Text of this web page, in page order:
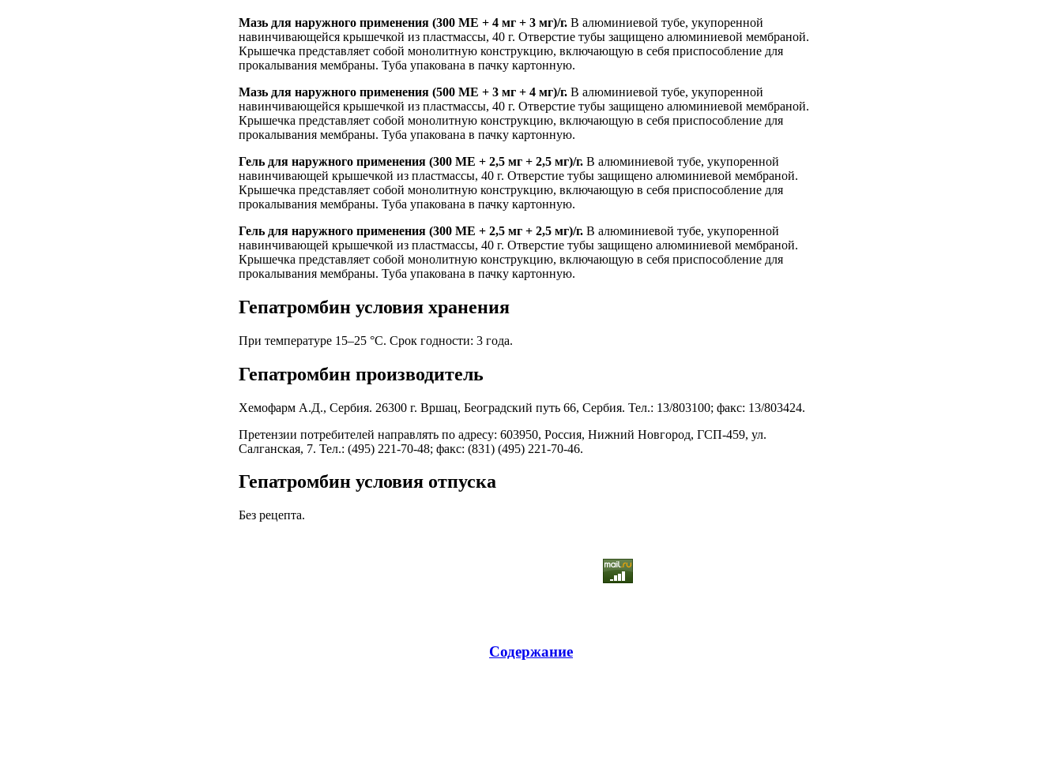
Мазь для наружного применения (300 МЕ + 4 мг + 3 мг)/г. В алюминиевой тубе, укупоренной
навинчивающейся крышечкой из пластмассы, 40 г. Отверстие тубы защищено алюминиевой мембраной.
Крышечка представляет собой монолитную конструкцию, включающую в себя приспособление для
прокалывания мембраны. Туба упакована в пачку картонную.
Мазь для наружного применения (500 МЕ + 3 мг + 4 мг)/г. В алюминиевой тубе, укупоренной
навинчивающейся крышечкой из пластмассы, 40 г. Отверстие тубы защищено алюминиевой мембраной.
Крышечка представляет собой монолитную конструкцию, включающую в себя приспособление для
прокалывания мембраны. Туба упакована в пачку картонную.
Гель для наружного применения (300 ME + 2,5 мг + 2,5 мг)/г. В алюминиевой тубе, укупоренной
навинчивающей крышечкой из пластмассы, 40 г. Отверстие тубы защищено алюминиевой мембраной.
Крышечка представляет собой монолитную конструкцию, включающую в себя приспособление для
прокалывания мембраны. Туба упакована в пачку картонную.
Гель для наружного применения (300 ME + 2,5 мг + 2,5 мг)/г. В алюминиевой тубе, укупоренной
навинчивающей крышечкой из пластмассы, 40 г. Отверстие тубы защищено алюминиевой мембраной.
Крышечка представляет собой монолитную конструкцию, включающую в себя приспособление для
прокалывания мембраны. Туба упакована в пачку картонную.
Гепатромбин условия хранения
При температуре 15–25 °C. Срок годности: 3 года.
Гепатромбин производитель
Хемофарм А.Д., Сербия. 26300 г. Вршац, Београдский путь 66, Сербия. Тел.: 13/803100; факс: 13/803424.
Претензии потребителей направлять по адресу: 603950, Россия, Нижний Новгород, ГСП-459, ул.
Салганская, 7. Тел.: (495) 221-70-48; факс: (831) (495) 221-70-46.
Гепатромбин условия отпуска
Без рецепта.
Содержание